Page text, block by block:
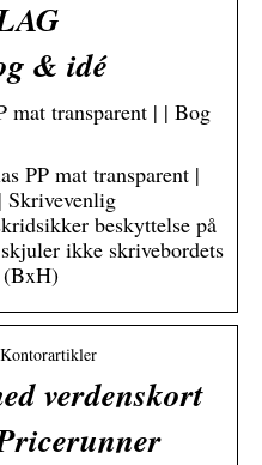
& idé
mat transparent | | Bog
PP mat transparent |
Skrivevenlig
beskyttelse på
ikke skrivebordets
(BxH)
verdenskort